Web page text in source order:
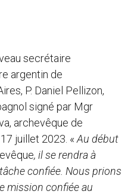
secrétaire
argentin de
P. Daniel Pellizon,
signé par Mgr
archevêque de
juillet 2023. « Au début
, il se rendra à
confiée. Nous prions
mission confiée au